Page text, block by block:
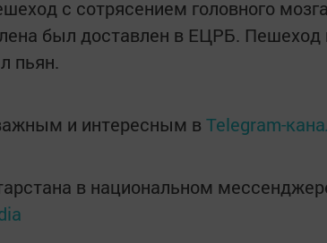
с сотрясением головного
был доставлен в ЕЦРБ.
пьян.
и интересным в Telegram-
в национальном